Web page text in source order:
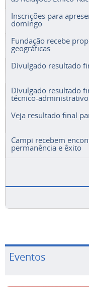
Inscrições para
domingo
Fundação recebe
geográficas
Divulgado resultado
Divulgado resultado
técnico-
Veja resultado final
Campi recebem
permanência e êxito
Eventos